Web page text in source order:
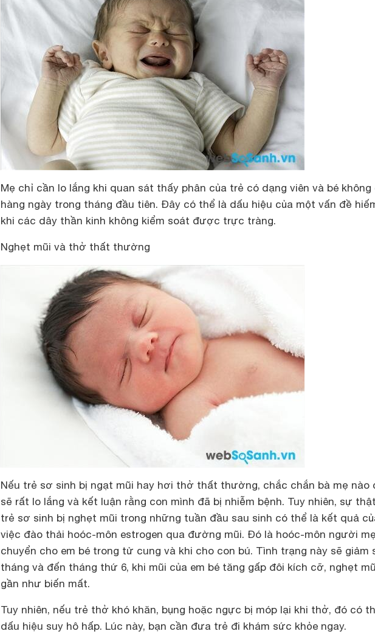
Mẹ chỉ cần lo lắng khi quan sát thấy phân của trẻ có dạng viên và bé không
hàng ngày trong tháng đầu tiên. Đây có thể là dấu hiệu của một vấn đề
khi các dây thần kinh không kiểm soát được trực tràng.
Nghẹt mũi và thở thất thường
Nếu trẻ sơ sinh bị ngạt mũi hay hơi thở thất thường, chắc chắn bà mẹ nào
sẽ rất lo lắng và kết luận rằng con mình đã bị nhiễm bệnh. Tuy nhiên, sự
trẻ sơ sinh bị nghẹt mũi trong những tuần đầu sau sinh có thể là kết quả
việc đào thải hoóc-môn estrogen qua đường mũi. Đó là hoóc-môn người mẹ
chuyển cho em bé trong tử cung và khi cho con bú. Tình trạng này sẽ giảm
tháng và đến tháng thứ 6, khi mũi của em bé tăng gấp đôi kích cỡ, nghẹt
gần như biến mất.
Tuy nhiên, nếu trẻ thở khó khăn, bụng hoặc ngực bị móp lại khi thở, đó có
dấu hiệu suy hô hấp. Lúc này, bạn cần đưa trẻ đi khám sức khỏe ngay.